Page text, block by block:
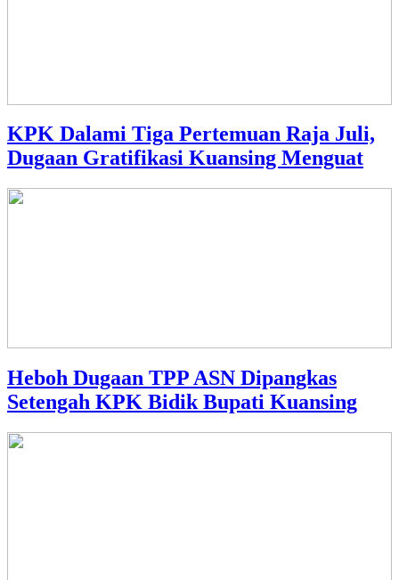
KPK Dalami Tiga Pertemuan Raja Juli,
Dugaan Gratifikasi Kuansing Menguat
Heboh Dugaan TPP ASN Dipangkas
Setengah KPK Bidik Bupati Kuansing